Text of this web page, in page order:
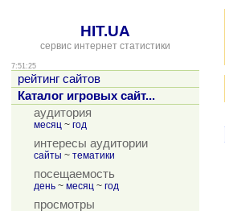
HIT.UA
сервис интернет статистики
7:51:25
рейтинг сайтов
Каталог игровых сайт...
аудитория
месяц ~ год
интересы аудитории
сайты ~ тематики
посещаемость
день ~ месяц ~ год
просмотры